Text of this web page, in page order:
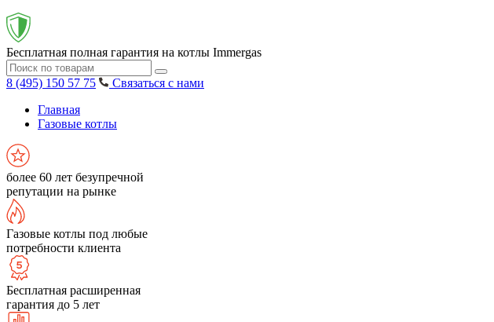
Бесплатная полная гарантия на котлы Immergas
8 (495) 150 57 75
Связаться с нами
Главная
Газовые котлы
более 60 лет безупречной
репутации на рынке
Газовые котлы под любые
потребности клиента
Бесплатная расширенная
гарантия до 5 лет